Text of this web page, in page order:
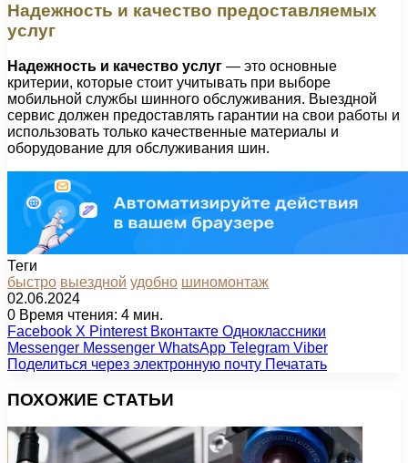
Надежность и качество предоставляемых
услуг
Надежность и качество услуг — это основные
критерии, которые стоит учитывать при выборе
мобильной службы шинного обслуживания. Выездной
сервис должен предоставлять гарантии на свои работы и
использовать только качественные материалы и
оборудование для обслуживания шин.
Теги
быстро выездной удобно шиномонтаж
02.06.2024
0 Время чтения: 4 мин.
Facebook X Pinterest Вконтакте Одноклассники
Messenger Messenger WhatsApp Telegram Viber
Поделиться через электронную почту Печатать
ПОХОЖИЕ СТАТЬИ